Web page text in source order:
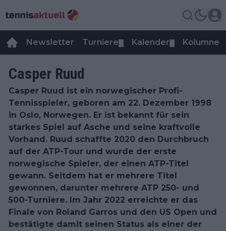
Newsletter Turniere Kalender Kolumnen
Casper Ruud
Casper Ruud ist ein norwegischer Profi-
Tennisspieler, geboren am 22. Dezember 1998
in Oslo, Norwegen. Er ist bekannt für sein
starkes Spiel auf Asche und seine kraftvolle
Vorhand. Ruud schaffte 2020 den Durchbruch
auf der ATP-Tour und wurde der erste
norwegische Spieler, der einen ATP-Titel
gewann. Seitdem hat er mehrere Titel
gewonnen, darunter mehrere ATP 250- und
500-Turniere. Im Jahr 2022 erreichte er das
Finale von Roland Garros und den US Open und
bestätigte damit seinen Status als einer der